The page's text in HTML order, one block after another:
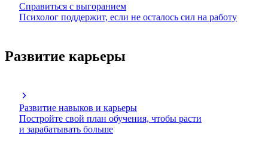
Справиться с выгоранием
Психолог поддержит, если не осталось сил на работу
Развитие карьеры
Развитие навыков и карьеры
Постройте свой план обучения, чтобы расти
и зарабатывать больше